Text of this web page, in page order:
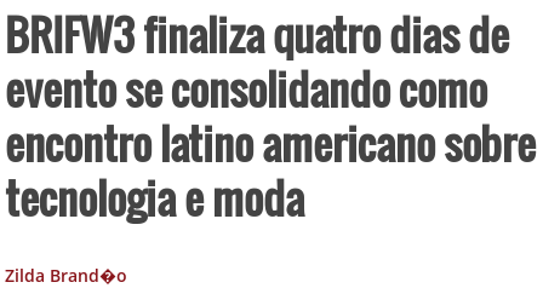
GASTRONOMIA
HOTELARIA
MODA
PETS
SOCIAL
BRIFW3 finaliza quatro dias de
evento se consolidando como
encontro latino americano sobre
tecnologia e moda
Zilda Brand�o